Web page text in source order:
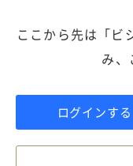
ここから先は「ビ
み、
ログインする